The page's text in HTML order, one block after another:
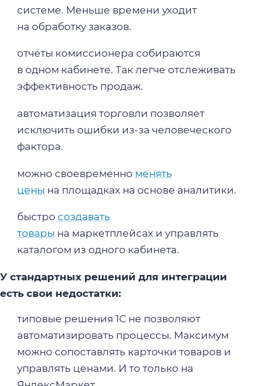
системе. Меньше времени уходит
на обработку заказов.
отчёты комиссионера собираются
в одном кабинете. Так легче отслеживать
эффективность продаж.
автоматизация торговли позволяет
исключить ошибки из-за человеческого
фактора.
можно своевременно менять
цены на площадках на основе аналитики.
быстро создавать
товары на маркетплейсах и управлять
каталогом из одного кабинета.
У стандартных решений для интеграции
есть свои недостатки:
типовые решения 1С не позволяют
автоматизировать процессы. Максимум
можно сопоставлять карточки товаров и
управлять ценами. И то только на